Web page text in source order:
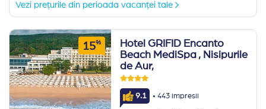
Vezi prețurile din perioada vacanței tale
15%
Hotel GRIFID Encanto
Beach MediSpa , Nisipurile
de Aur,
9.1 · 443 impresii